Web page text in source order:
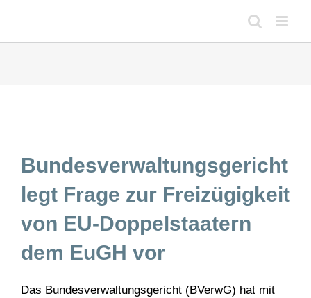
springen
Bundesverwaltungsgericht
legt Frage zur Freizügigkeit
von EU-Doppelstaatern
dem EuGH vor
Das Bundesverwaltungsgericht (BVerwG) hat mit